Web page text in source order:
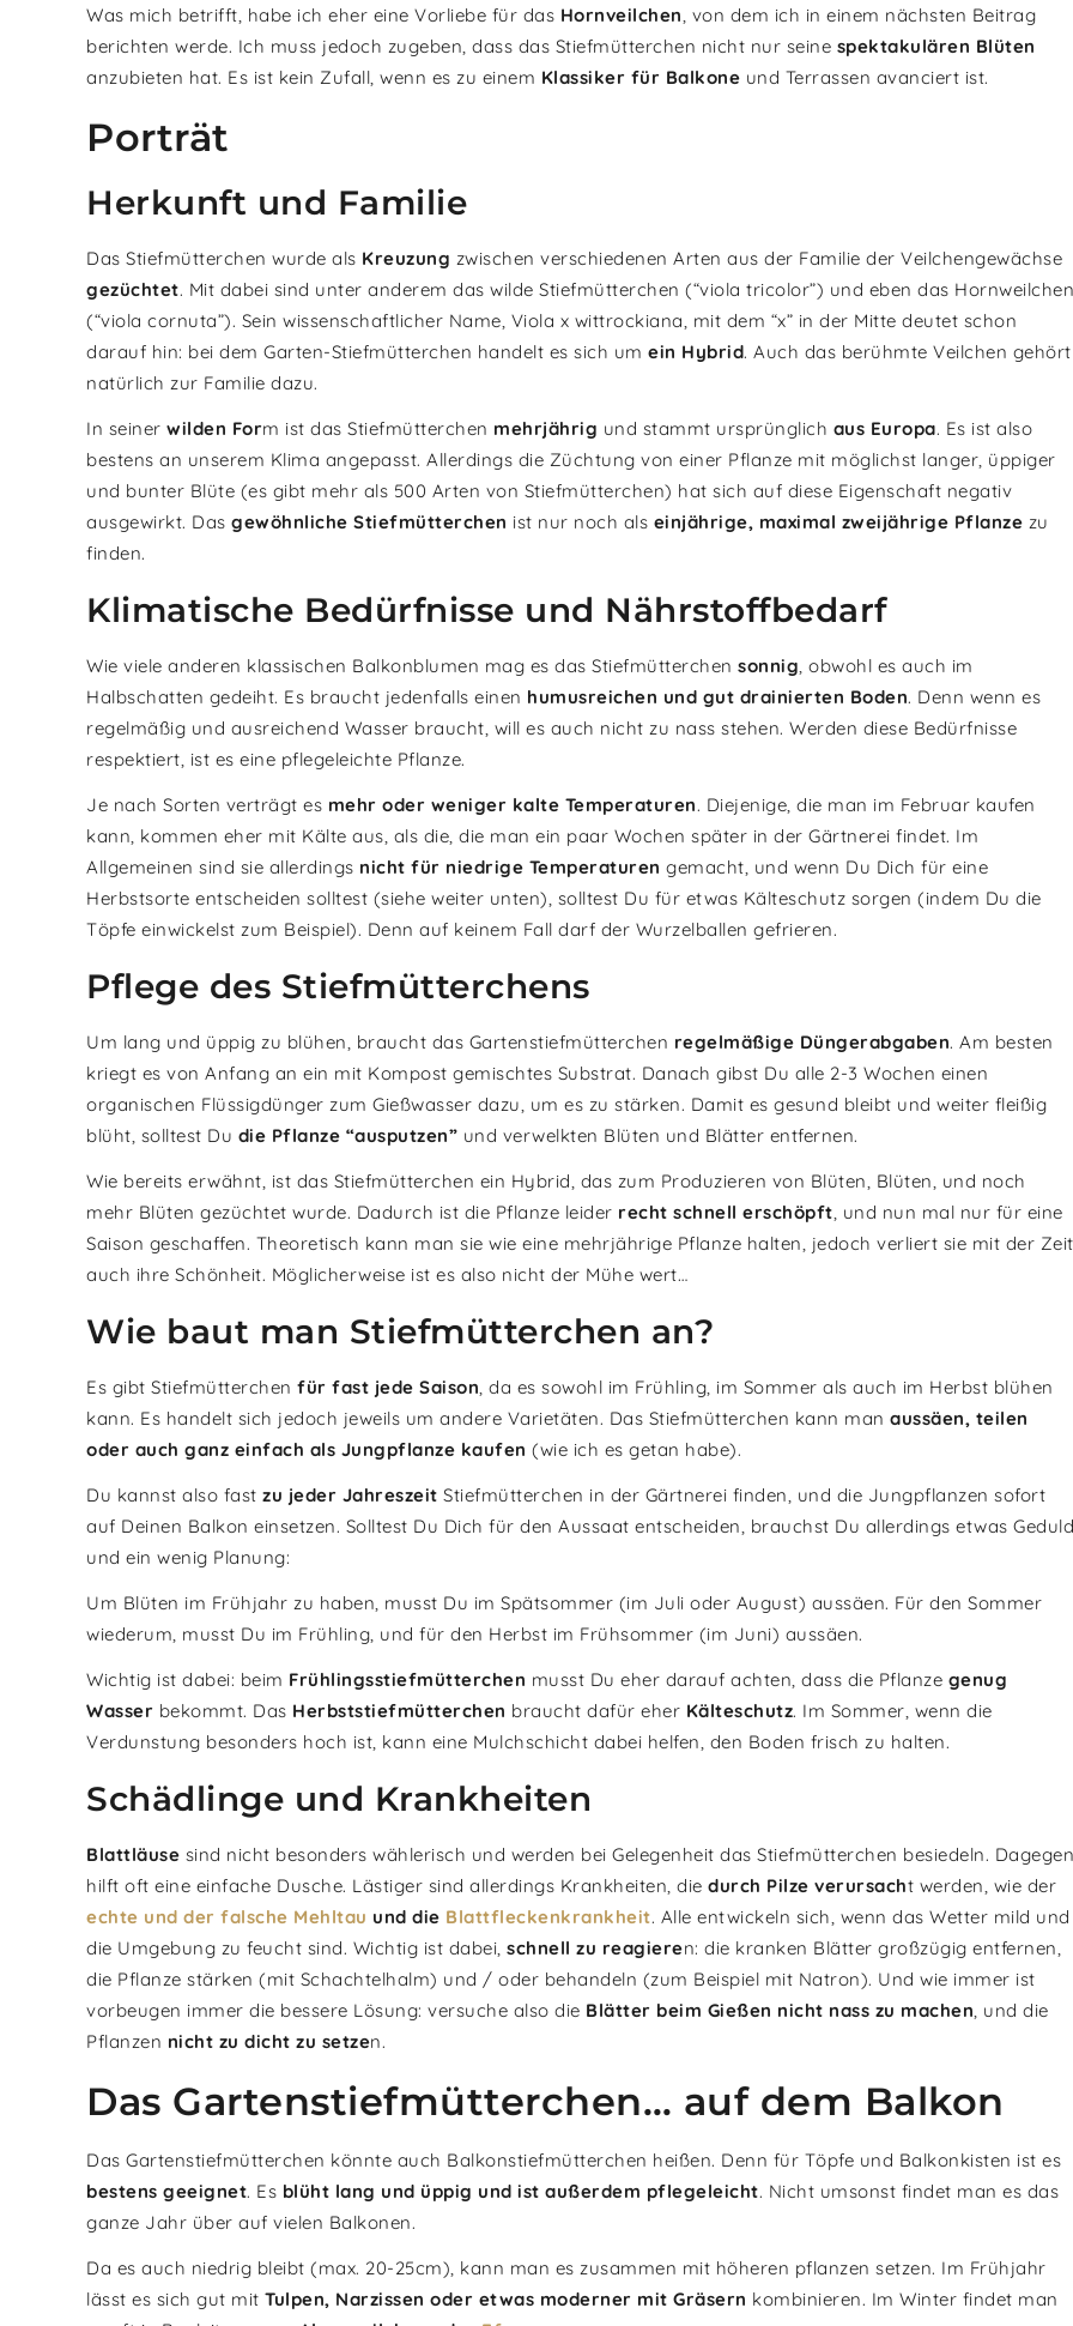
Was mich betrifft, habe ich eher eine Vorliebe für das Hornveilchen , von dem ich in einem nächsten Beitrag
berichten werde. Ich muss jedoch zugeben, dass das Stiefmütterchen nicht nur seine spektakulären Blüten
anzubieten hat. Es ist kein Zufall, wenn es zu einem Klassiker für Balkone und Terrassen avanciert ist.
Porträt
Herkunft und Familie
Das Stiefmütterchen wurde als Kreuzung zwischen verschiedenen Arten aus der Familie der Veilchengewächse
gezüchtet. Mit dabei sind unter anderem das wilde Stiefmütterchen (“viola tricolor”) und eben das Hornweilchen
(“viola cornuta”). Sein wissenschaftlicher Name, Viola x wittrockiana, mit dem “x” in der Mitte deutet schon
darauf hin: bei dem Garten-Stiefmütterchen handelt es sich um ein Hybrid. Auch das berühmte Veilchen gehört
natürlich zur Familie dazu.
In seiner wilden Form ist das Stiefmütterchen mehrjährig und stammt ursprünglich aus Europa. Es ist also
bestens an unserem Klima angepasst. Allerdings die Züchtung von einer Pflanze mit möglichst langer, üppiger
und bunter Blüte (es gibt mehr als 500 Arten von Stiefmütterchen) hat sich auf diese Eigenschaft negativ
ausgewirkt. Das gewöhnliche Stiefmütterchen ist nur noch als einjährige, maximal zweijährige Pflanze zu
finden.
Klimatische Bedürfnisse und Nährstoffbedarf
Wie viele anderen klassischen Balkonblumen mag es das Stiefmütterchen sonnig , obwohl es auch im
Halbschatten gedeiht. Es braucht jedenfalls einen humusreichen und gut drainierten Boden. Denn wenn es
regelmäßig und ausreichend Wasser braucht, will es auch nicht zu nass stehen. Werden diese Bedürfnisse
respektiert, ist es eine pflegeleichte Pflanze.
Je nach Sorten verträgt es mehr oder weniger kalte Temperaturen. Diejenige, die man im Februar kaufen
kann, kommen eher mit Kälte aus, als die, die man ein paar Wochen später in der Gärtnerei findet. Im
Allgemeinen sind sie allerdings nicht für niedrige Temperaturen gemacht, und wenn Du Dich für eine
Herbstsorte entscheiden solltest (siehe weiter unten), solltest Du für etwas Kälteschutz sorgen (indem Du die
Töpfe einwickelst zum Beispiel). Denn auf keinem Fall darf der Wurzelballen gefrieren.
Pflege des Stiefmütterchens
Um lang und üppig zu blühen, braucht das Gartenstiefmütterchen regelmäßige Düngerabgaben. Am besten
kriegt es von Anfang an ein mit Kompost gemischtes Substrat. Danach gibst Du alle 2-3 Wochen einen
organischen Flüssigdünger zum Gießwasser dazu, um es zu stärken. Damit es gesund bleibt und weiter fleißig
blüht, solltest Du die Pflanze “ausputzen” und verwelkten Blüten und Blätter entfernen.
Wie bereits erwähnt, ist das Stiefmütterchen ein Hybrid, das zum Produzieren von Blüten, Blüten, und noch
mehr Blüten gezüchtet wurde. Dadurch ist die Pflanze leider recht schnell erschöpft , und nun mal nur für eine
Saison geschaffen. Theoretisch kann man sie wie eine mehrjährige Pflanze halten, jedoch verliert sie mit der Zeit
auch ihre Schönheit. Möglicherweise ist es also nicht der Mühe wert…
Wie baut man Stiefmütterchen an?
Es gibt Stiefmütterchen für fast jede Saison , da es sowohl im Frühling, im Sommer als auch im Herbst blühen
kann. Es handelt sich jedoch jeweils um andere Varietäten. Das Stiefmütterchen kann man aussäen, teilen
oder auch ganz einfach als Jungpflanze kaufen (wie ich es getan habe).
Du kannst also fast zu jeder Jahreszeit Stiefmütterchen in der Gärtnerei finden, und die Jungpflanzen sofort
auf Deinen Balkon einsetzen. Solltest Du Dich für den Aussaat entscheiden, brauchst Du allerdings etwas Geduld
und ein wenig Planung:
Um Blüten im Frühjahr zu haben, musst Du im Spätsommer (im Juli oder August) aussäen. Für den Sommer
wiederum, musst Du im Frühling, und für den Herbst im Frühsommer (im Juni) aussäen.
Wichtig ist dabei: beim Frühlingsstiefmütterchen musst Du eher darauf achten, dass die Pflanze genug
Wasser bekommt. Das Herbststiefmütterchen braucht dafür eher Kälteschutz. Im Sommer, wenn die
Verdunstung besonders hoch ist, kann eine Mulchschicht dabei helfen, den Boden frisch zu halten.
Schädlinge und Krankheiten
Blattläuse sind nicht besonders wählerisch und werden bei Gelegenheit das Stiefmütterchen besiedeln. Dagegen
hilft oft eine einfache Dusche. Lästiger sind allerdings Krankheiten, die durch Pilze verursacht werden, wie der
echte und der falsche Mehltau und die Blattfleckenkrankheit. Alle entwickeln sich, wenn das Wetter mild und
die Umgebung zu feucht sind. Wichtig ist dabei, schnell zu reagieren: die kranken Blätter großzügig entfernen,
die Pflanze stärken (mit Schachtelhalm) und / oder behandeln (zum Beispiel mit Natron). Und wie immer ist
vorbeugen immer die bessere Lösung: versuche also die Blätter beim Gießen nicht nass zu machen , und die
Pflanzen nicht zu dicht zu setzen.
Das Gartenstiefmütterchen… auf dem Balkon
Das Gartenstiefmütterchen könnte auch Balkonstiefmütterchen heißen. Denn für Töpfe und Balkonkisten ist es
bestens geeignet. Es blüht lang und üppig und ist außerdem pflegeleicht. Nicht umsonst findet man es das
ganze Jahr über auf vielen Balkonen.
Da es auch niedrig bleibt (max. 20-25cm), kann man es zusammen mit höheren pflanzen setzen. Im Frühjahr
lässt es sich gut mit Tulpen, Narzissen oder etwas moderner mit Gräsern kombinieren. Im Winter findet man